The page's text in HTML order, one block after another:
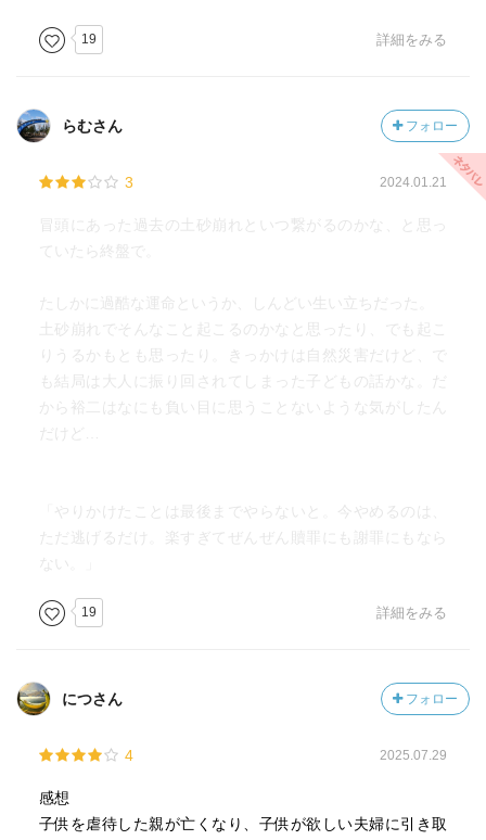
19 詳細をみる
らむさん フォロー
3 2024.01.21
冒頭にあった過去の土砂崩れといつ繋がるのかな、と思っ
ていたら終盤で。
たしかに過酷な運命というか、しんどい生い立ちだった。
土砂崩れでそんなこと起こるのかなと思ったり、でも起こ
りうるかもとも思ったり。きっかけは自然災害だけど、で
も結局は大人に振り回されてしまった子どもの話かな。だ
から裕二はなにも負い目に思うことないような気がしたん
だけど…
「やりかけたことは最後までやらないと。今やめるのは、
ただ逃げるだけ。楽すぎてぜんぜん贖罪にも謝罪にもなら
ない。」
19 詳細をみる
につさん フォロー
4 2025.07.29
感想
子供を虐待した親が亡くなり、子供が欲しい夫婦に引き取